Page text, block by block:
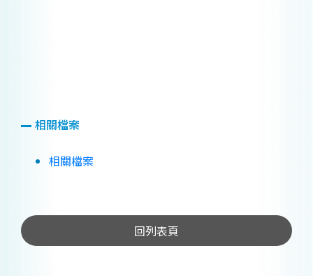
相關檔案
相關檔案
回列表頁